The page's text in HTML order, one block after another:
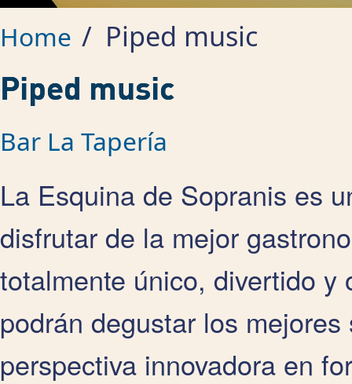
Home / Piped music
Piped music
Bar La Tapería
La Esquina de Sopranis es
disfrutar de la mejor
totalmente único, divertido
podrán degustar los
perspectiva innovadora en